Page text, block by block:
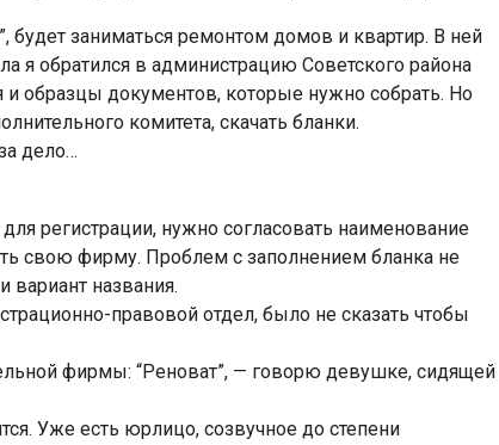
будет заниматься ремонтом домов и квартир. В ней
я обратился в администрацию Советского района
образцы документов, которые нужно собрать. Но
комитета, скачать бланки.
дело…
регистрации, нужно согласовать наименование
свою фирму. Проблем с заполнением бланка не
названия.
правовой отдел, было не сказать чтобы
фирмы: “Реноват”, — говорю девушке, сидящей
Уже есть юрлицо, созвучное до степени